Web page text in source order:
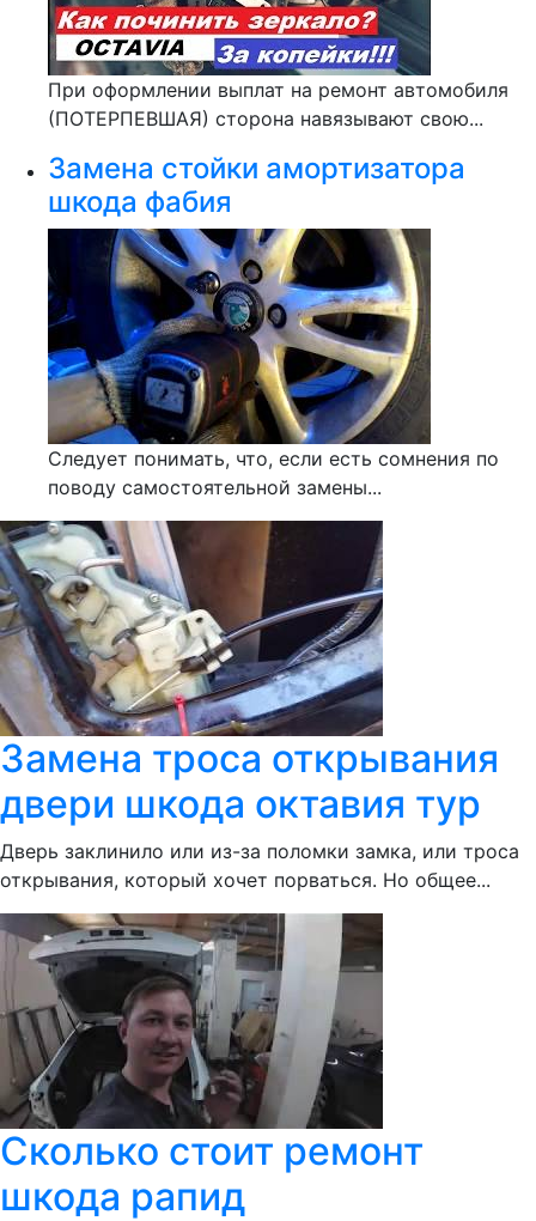
При оформлении выплат на ремонт автомобиля
(ПОТЕРПЕВШАЯ) сторона навязывают свою...
Замена стойки амортизатора
шкода фабия
Следует понимать, что, если есть сомнения по
поводу самостоятельной замены...
Замена троса открывания
двери шкода октавия тур
Дверь заклинило или из-за поломки замка, или троса
открывания, который хочет порваться. Но общее...
Сколько стоит ремонт
шкода рапид